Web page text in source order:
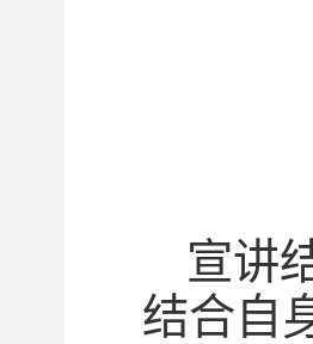
宣讲
结合自